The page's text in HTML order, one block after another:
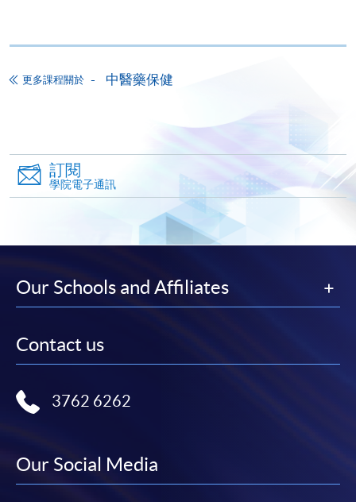
申請人可在網上使用「繳費靈」(PPS) (不適用於手
信支付」(Online WeChat Pay) 、「支付寶」(Online
Alipay) 或 「轉數快」(FPS) 繳付學費。
填寫網上報名表格
圖示進入網上服務網頁，然
某些課程須甄選入學，並要求申請人上載課程網頁
docx, jpg 和pdf格式之附件。
更多課程關於 中醫藥保健
訂閱
學院電子通訊
Our Schools and Affiliates
Contact us
3762 6262
Our Social Media